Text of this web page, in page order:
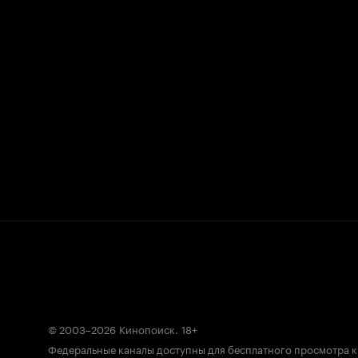
© 2003–2026 Кинопоиск. 18+
Федеральные каналы доступны для бесплатного просмотра